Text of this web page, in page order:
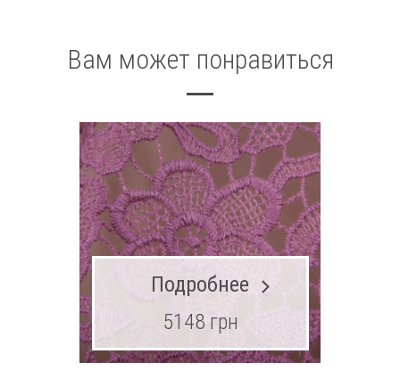
Вам может понравиться
Подробнее
5148 грн